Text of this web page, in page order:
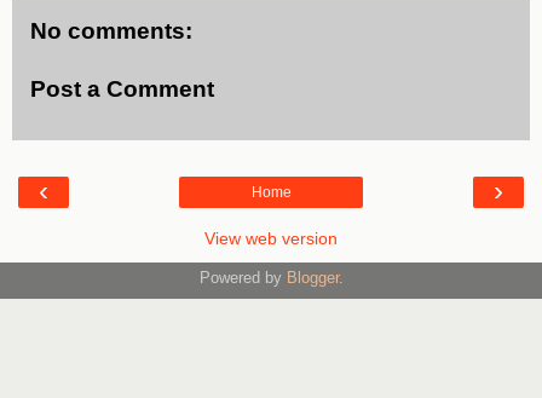
No comments:
Post a Comment
‹ ›
Home
View web version
Powered by Blogger.